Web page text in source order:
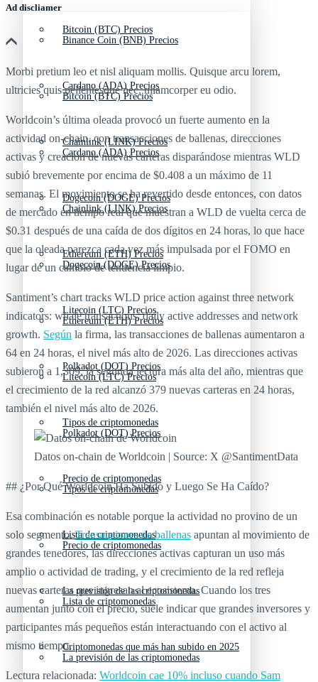
Bitcoin (BTC) Precios
Cardano (ADA) Precios
Chainlink (LINK) Precios
Dogecoin (DOGE) Precios
Ethereum (ETH) Precios
Litecoin (LTC) Precios
Polkadot (DOT) Precios
Tipos de criptomonedas
Precio de criptomonedas
Lista de criptomonedas
La previsión de las criptomonedas
Criptomonedas que más han subido en 2025
Binance Coin (BNB) Precios
Bitcoin (BTC) Precios
Cardano (ADA) Precios
Chainlink (LINK) Precios
Dogecoin (DOGE) Precios
Ethereum (ETH) Precios
Litecoin (LTC) Precios
Polkadot (DOT) Precios
Tipos de criptomonedas
Precio de criptomonedas
Lista de criptomonedas
La previsión de las criptomonedas
Ad discliamer
Morbi pretium leo et nisl aliquam mollis. Quisque arcu lorem,
ultricies quis pellentesque nec, ullamcorper eu odio.
Worldcoin’s última oleada provocó un fuerte aumento en la
actividad on-chain, con transacciones de ballenas, direcciones
activas y creación de nuevas carteras disparándose mientras WLD
subió brevemente por encima de $0.408 a un máximo de 11
semanas. El movimiento se ha revertido desde entonces, con datos
de mercado en tiempo real que muestran a WLD de vuelta cerca de
$0.31 después de una caída de dos dígitos en 24 horas, lo que hace
que la oleada parezca cada vez más impulsada por el FOMO en
lugar de un cambio de tendencia limpio.
Santiment’s chart tracks WLD price action against three network
indicators: whale transactions, daily active addresses and network
growth. Según la firma, las transacciones de ballenas aumentaron a
64 en 24 horas, el nivel más alto de 2026. Las direcciones activas
subieron a 1,309, la segunda lectura más alta del año, mientras que
el crecimiento de la red alcanzó 379 nuevas carteras en 24 horas,
también el nivel más alto de 2026.
Datos on-chain de Worldcoin | Source: X @SantimentData
## ¿Por Qué Worldcoin Ha Subido y Luego Se Ha Caído?
Esa combinación es notable porque la actividad no provino de un
solo segmento.Transacciones de ballenas apuntan al movimiento de
grandes tenedores, las direcciones activas capturan un uso más
amplio o actividad de trading, y el crecimiento de la red refleja
nuevas carteras que ingresan al ecosistema. Cuando los tres
aumentan junto con el precio, suele indicar que grandes inversores y
participantes más pequeños están interactuando con el activo al
mismo tiempo.
Lectura relacionada: Worldcoin cae 10% incluso cuando Sam